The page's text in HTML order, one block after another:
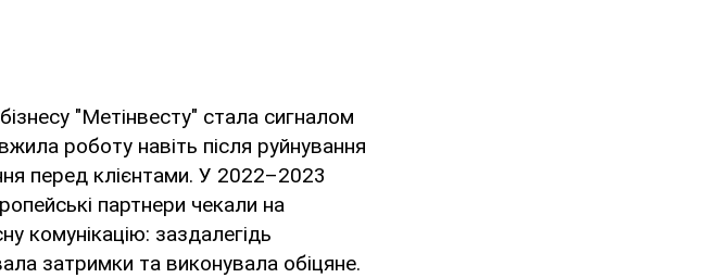
"Метінвесту" стала сигналом
роботу навіть після руйнування
перед клієнтами. У 2022–2023
партнери чекали на
комунікацію: заздалегідь
затримки та виконувала обіцяне.